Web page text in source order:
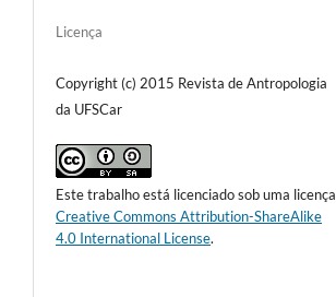
Licença
Copyright (c) 2015 Revista de Antropologia
da UFSCar
Este trabalho está licenciado sob uma licença
Creative Commons Attribution-ShareAlike
4.0 International License.